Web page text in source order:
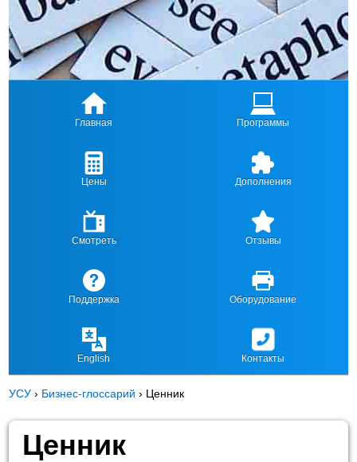
Главная Программы
Цены Дополнения
Смотреть Отзывы
Поддержка Оборудование
English Контакты
УСУ › Бизнес-глоссарий › Ценник
Ценник